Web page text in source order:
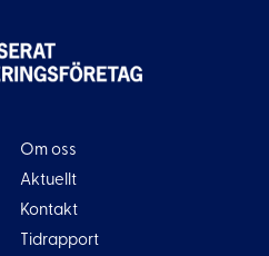
Om oss
Aktuellt
Kontakt
Tidrapport